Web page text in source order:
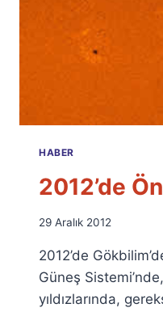
HABER
2012’de
By
Fuat
Özyar
29 Aralık 2012
2012’de
Güneş
yıldızlarında,